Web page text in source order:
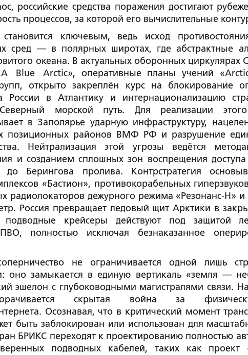
российские средства поражения достигают
процессов, за которой его вычислительные
ключевым, ведь исход
сред — в полярных широтах, где абстрактные
океана. В актуальных оборонных
Blue Arctic», оперативные планы учений
открыто закреплён курс на блокирование
России в Атлантику и интернационализацию
морской путь. Для реализации
в Заполярье ударную инфраструктуру,
позиционных районов ВМФ РФ и разрушение
Нейтрализация этой угрозы ведётся
и созданием сплошных зон воспрещения
Берингова пролива. Контрстратегия
«Бастион», противокорабельных
радиолокаторов дежурного режима «Резонанс-Н»
Россия превращает ледовый щит Арктики в
крейсеры действуют под защитой
полностью исключая безнаказанное
не ограничивается одной лишь
оно замыкается в единую вертикаль «земля —
эшелон с глубоководными магистралями связи.
скрытая война за
Осознавая, что в критический момент
быть заблокирован или использован для
БРИКС переходят к проектированию полностью
подводных кабелей, таких как проект